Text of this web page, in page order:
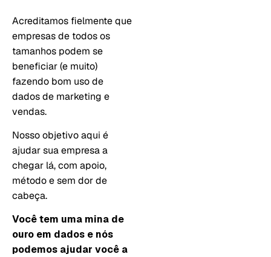
Acreditamos fielmente que
empresas de todos os
tamanhos podem se
beneficiar (e muito)
fazendo bom uso de
dados de marketing e
vendas.
Nosso objetivo aqui é
ajudar sua empresa a
chegar lá, com apoio,
método e sem dor de
cabeça.
Você tem uma mina de
ouro em dados e nós
podemos ajudar você a